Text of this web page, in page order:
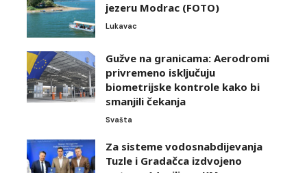
jezeru Modrac (FOTO)
Lukavac
Gužve na granicama: Aerodromi
privremeno isključuju
biometrijske kontrole kako bi
smanjili čekanja
Svašta
Za sisteme vodosnabdijevanja
Tuzle i Gradačca izdvojeno